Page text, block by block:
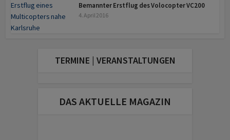
Bemannter Erstflug des Volocopter VC200
4. April 2016
TERMINE | VERANSTALTUNGEN
DAS AKTUELLE MAGAZIN